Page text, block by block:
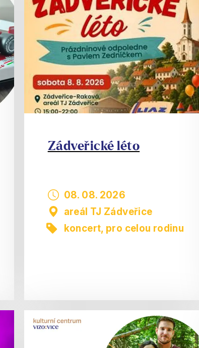
Zádveřické léto
08. 08. 2026
areál TJ Zádveřice
koncert, pro celou rodinu